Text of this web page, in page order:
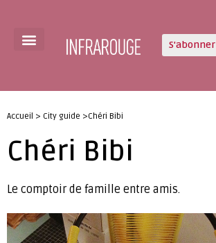
S'abonner
Accueil > City guide >Chéri Bibi
Chéri Bibi
Le comptoir de famille entre amis.